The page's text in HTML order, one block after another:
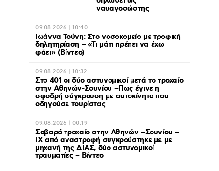
ναυαγοσώστης
09.08.2026 | 10:40
Ιωάννα Τούνη: Στο νοσοκομείο με τροφική
δηλητηρίαση – «Τι μάτι πρέπει να έχω
φάει» (Βίντεο)
09.08.2026 | 10:32
Στο 401 οι δύο αστυνομικοί μετά το τροχαίο
στην Αθηνών-Σουνίου –Πως έγινε η
σφοδρή σύγκρουση με αυτοκίνητο που
οδηγούσε τουρίστας
09.08.2026 | 00:19
Σοβαρό τροχαίο στην Αθηνών –Σουνίου –
ΙΧ από αναστροφή συγκρούστηκε με με
μηχανή της ΔΙΑΣ, δύο αστυνομικοί
τραυματίες – Βίντεο